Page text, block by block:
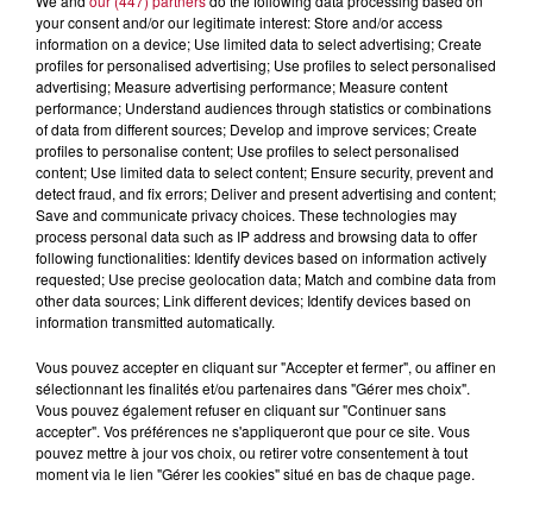
fondation Banque Populaire du Sud.
Accompagnement des professionnels de
santétout au long de leur carrière pour faciliter
l’accès aux soins et aux déserts médicaux avec
des prêts à 0%.
Une approche inclusive envers les seniorsen
simplifiant leur accès aux services bancaires.
Un mécénat actifdans le sport, la culture,
l’environnement et le patrimoine.
AvecADN2030, laBanque Populaire du Sud
positionne commeun repère de stabilité dans un
monde incertain. Son modèle coopératif lui permet
d’agir sur le long terme et deconcilier performance
financière, innovation et engagement sociétal. En
mettantl’humain au cœur de sa stratégie, elle
your consent and/or our legitimate interest: Store and/or access
information on a device; Use limited data to select advertising; Create
profiles for personalised advertising; Use profiles to select personalised
advertising; Measure advertising performance; Measure content
performance; Understand audiences through statistics or combinations
of data from different sources; Develop and improve services; Create
profiles to personalise content; Use profiles to select personalised
content; Use limited data to select content; Ensure security, prevent and
detect fraud, and fix errors; Deliver and present advertising and content;
Save and communicate privacy choices. These technologies may
process personal data such as IP address and browsing data to offer
following functionalities: Identify devices based on information actively
requested; Use precise geolocation data; Match and combine data from
other data sources; Link different devices; Identify devices based on
information transmitted automatically.
Vous pouvez accepter en cliquant sur "Accepter et fermer", ou affiner en
sélectionnant les finalités et/ou partenaires dans "Gérer mes choix".
Vous pouvez également refuser en cliquant sur "Continuer sans
accepter". Vos préférences ne s'appliqueront que pour ce site. Vous
pouvez mettre à jour vos choix, ou retirer votre consentement à tout
moment via le lien "Gérer les cookies" situé en bas de chaque page.